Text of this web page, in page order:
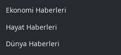
Ekonomi Haberleri
Hayat Haberleri
Dünya Haberleri